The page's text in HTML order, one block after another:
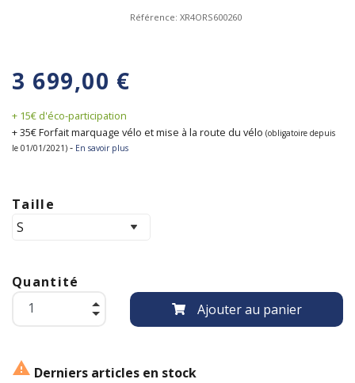
Référence:XR4ORS600260
3 699,00 €
+ 15€ d'éco-participation
+ 35€ Forfait marquage vélo et mise à la route du vélo (obligatoire depuis
le 01/01/2021) - En savoir plus
Taille
Quantité
Ajouter au panier
 Derniers articles en stock